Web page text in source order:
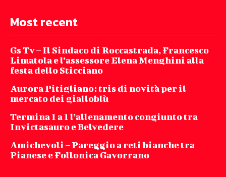
Most recent
Gs Tv – Il Sindaco di Roccastrada, Francesco
Limatola e l’assessore Elena Menghini alla
festa dello Sticciano
Aurora Pitigliano: tris di novità per il
mercato dei gialloblù
Termina 1 a 1 l’allenamento congiunto tra
Invictasauro e Belvedere
Amichevoli – Pareggio a reti bianche tra
Pianese e Follonica Gavorrano